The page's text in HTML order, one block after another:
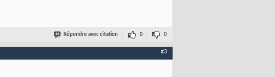
Répondre avec citation 0 0
#3